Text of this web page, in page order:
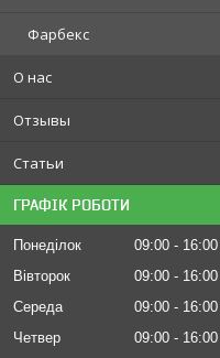
Фарбекс
О нас
Отзывы
Статьи
ГРАФІК РОБОТИ
Понеділок 09:00
16:00
Вівторок
09:00
16:00
Середа
09:00
16:00
Четвер
09:00
16:00